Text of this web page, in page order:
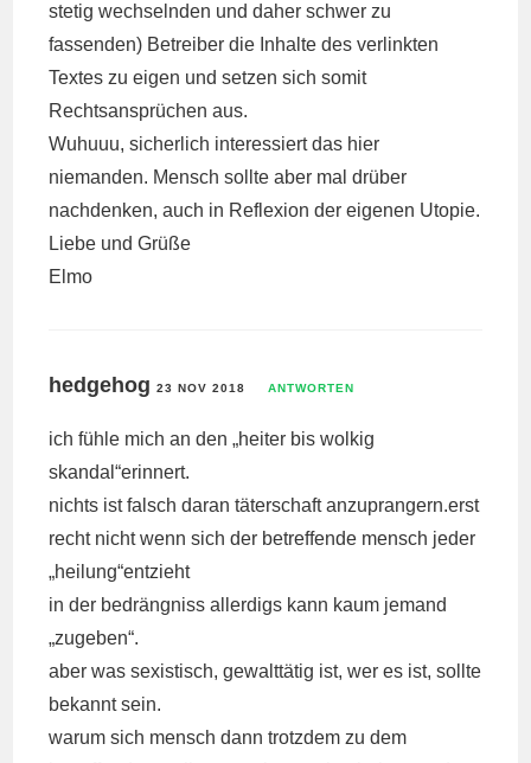
stetig wechselnden und daher schwer zu
fassenden) Betreiber die Inhalte des verlinkten
Textes zu eigen und setzen sich somit
Rechtsansprüchen aus.
Wuhuuu, sicherlich interessiert das hier
niemanden. Mensch sollte aber mal drüber
nachdenken, auch in Reflexion der eigenen Utopie.
Liebe und Grüße
Elmo
hedgehog23 NOV 2018 ANTWORTEN
ich fühle mich an den „heiter bis wolkig
skandal“erinnert.
nichts ist falsch daran täterschaft anzuprangern.erst
recht nicht wenn sich der betreffende mensch jeder
„heilung“entzieht
in der bedrängniss allerdigs kann kaum jemand
„zugeben“.
aber was sexistisch, gewalttätig ist, wer es ist, sollte
bekannt sein.
warum sich mensch dann trotzdem zu dem